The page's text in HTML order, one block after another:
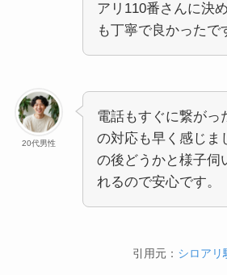
アリ110番さんに決
も丁寧で良かったで
20代男性
電話もすぐに繋がっ
の対応も早く感じま
の後どうかと様子伺
れるので安心です。
引用元： シロアリ